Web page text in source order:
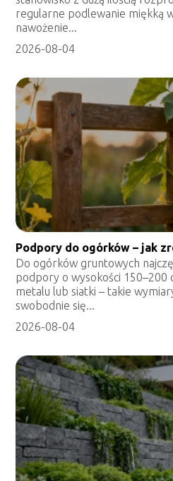
regularne podlewanie miękką
nawożenie...
2026-08-04
Podpory do ogórków – jak
Do ogórków gruntowych
podpory o wysokości 150–200
metalu lub siatki – takie
swobodnie się...
2026-08-04